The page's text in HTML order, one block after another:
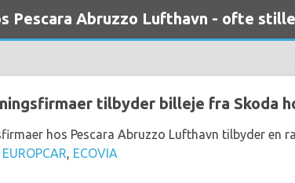
Pescara Abruzzo Lufthavn - ofte
tilbyder billeje fra Skoda
hos Pescara Abruzzo Lufthavn tilbyder en
EUROPCAR, ECOVIA